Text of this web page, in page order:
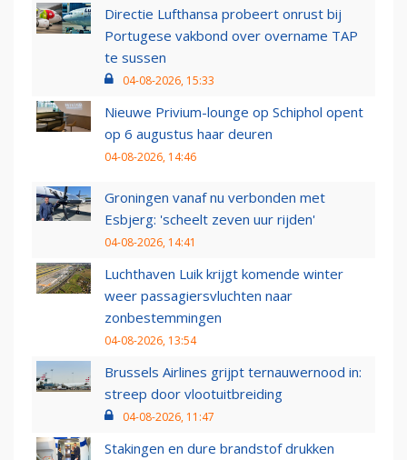
Directie Lufthansa probeert onrust bij
Portugese vakbond over overname TAP
te sussen
04-08-2026, 15:33
Nieuwe Privium-lounge op Schiphol opent
op 6 augustus haar deuren
04-08-2026, 14:46
Groningen vanaf nu verbonden met
Esbjerg: 'scheelt zeven uur rijden'
04-08-2026, 14:41
Luchthaven Luik krijgt komende winter
weer passagiersvluchten naar
zonbestemmingen
04-08-2026, 13:54
Brussels Airlines grijpt ternauwernood in:
streep door vlootuitbreiding
04-08-2026, 11:47
Stakingen en dure brandstof drukken